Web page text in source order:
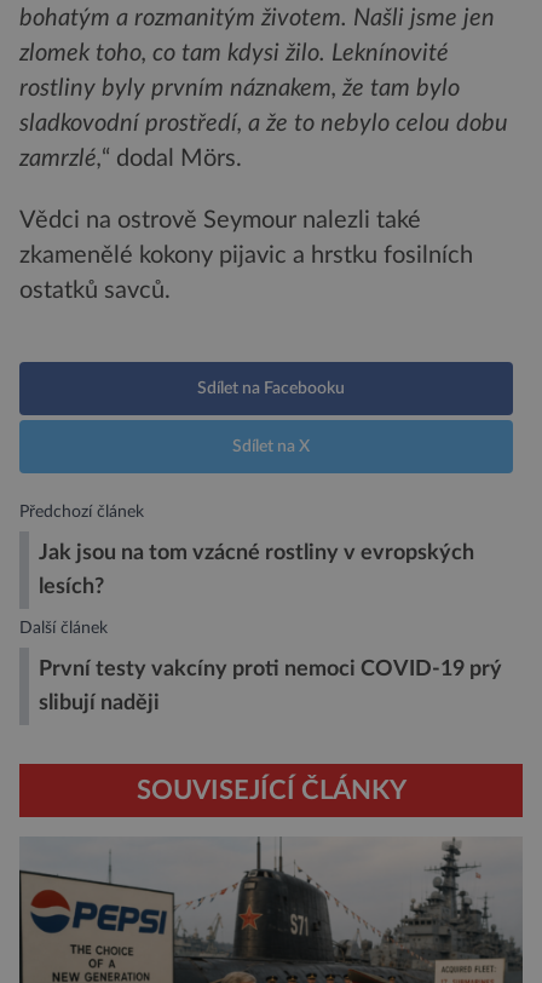
bohatým a rozmanitým životem. Našli jsme jen
zlomek toho, co tam kdysi žilo. Leknínovité
rostliny byly prvním náznakem, že tam bylo
sladkovodní prostředí, a že to nebylo celou dobu
zamrzlé,“ dodal Mörs.
Vědci na ostrově Seymour nalezli také
zkamenělé kokony pijavic a hrstku fosilních
ostatků savců.
Sdílet na Facebooku
Sdílet na X
Předchozí článek
Jak jsou na tom vzácné rostliny v evropských
lesích?
Další článek
První testy vakcíny proti nemoci COVID-19 prý
slibují naději
SOUVISEJÍCÍ ČLÁNKY